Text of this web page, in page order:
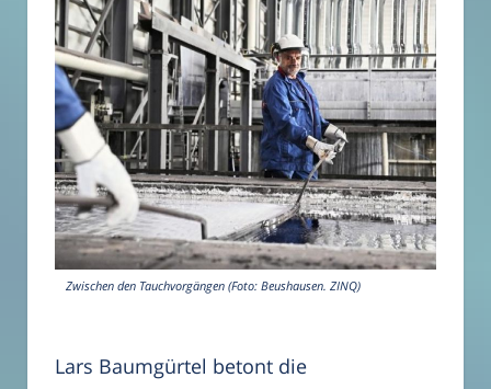
Zwischen den Tauchvorgängen (Foto: Beushausen. ZINQ)
Lars Baumgürtel betont die